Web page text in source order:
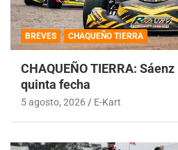
BREVES CHAQUEÑO TIERRA
CHAQUEÑO TIERRA:
quinta fecha
5 agosto, 2026 E-Kart